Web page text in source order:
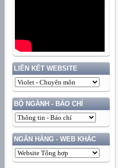
LIÊN KẾT WEBSITE
BỘ NGÀNH - BÁO CHÍ
NGÂN HÀNG - WEB KHÁC